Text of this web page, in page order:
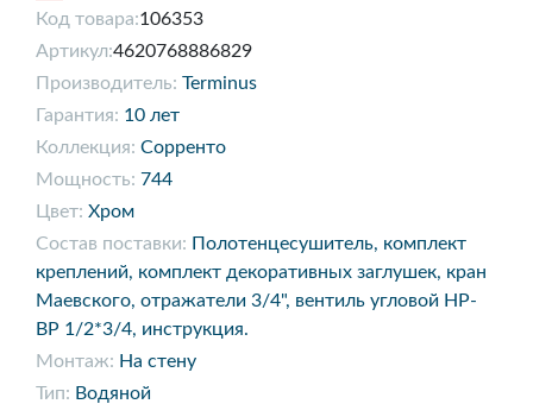
Код товара:106353
Артикул:4620768886829
Производитель: Terminus
Гарантия: 10 лет
Коллекция: Сорренто
Мощность: 744
Цвет: Хром
Состав поставки: Полотенцесушитель, комплект
креплений, комплект декоративных заглушек, кран
Маевского, отражатели 3/4", вентиль угловой НР-
ВР 1/2*3/4, инструкция.
Монтаж: На стену
Тип: Водяной